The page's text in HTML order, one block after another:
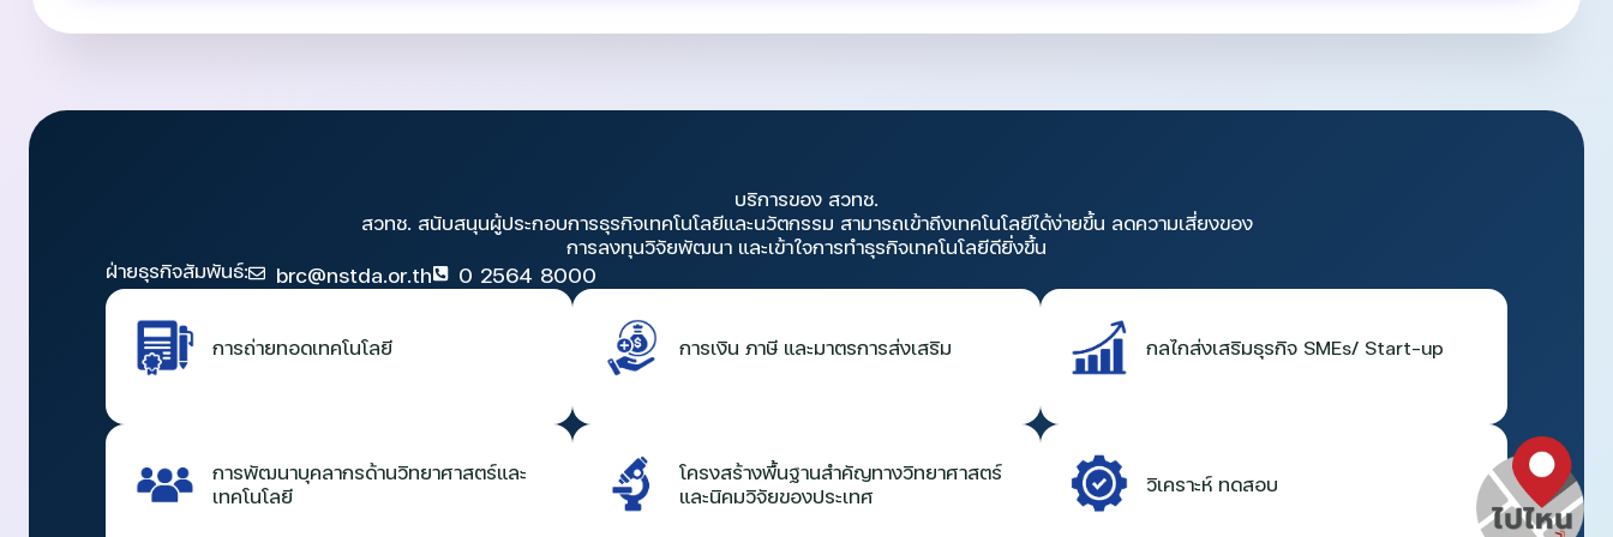
บริการของ สวทช.
สวทช. สนับสนุนผู้ประกอบการธุรกิจเทคโนโลยีและนวัตกรรม สามารถเข้าถึงเทคโนโลยีได้ง่ายขึ้น ลดความเสี่ยงของ
การลงทุนวิจัยพัฒนา และเข้าใจการทำธุรกิจเทคโนโลยีดียิ่งขึ้น
ฝ่ายธุรกิจสัมพันธ์:
brc@nstda.or.th 0 2564 8000
การถ่ายทอดเทคโนโลยี การเงิน ภาษี และมาตรการส่งเสริม กลไกส่งเสริมธุรกิจ SMEs/ Start-up
การพัฒนาบุคลากรด้านวิทยาศาสตร์และ
เทคโนโลยี
โครงสร้างพื้นฐานสำคัญทางวิทยาศาสตร์
และนิคมวิจัยของประเทศ
วิเคราะห์ ทดสอบ